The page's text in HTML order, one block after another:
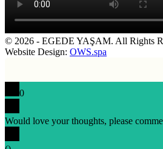
© 2026 - EGEDE YAŞAM. All Rights
Website Design: OWS.spa
0
Would love your thoughts, please